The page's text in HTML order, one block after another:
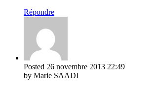
Répondre
Posted 26 novembre 2013 22:49
by Marie SAADI